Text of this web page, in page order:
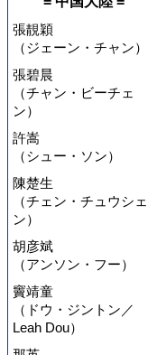
張靚穎
（ジェーン・チャン）
張碧晨
（チャン・ビーチェ
ン）
許嵩
（シュー・ソン）
陳楚生
（チェン・チュウシェ
ン）
胡彦斌
（アンソン・フー）
竇靖童
（ドウ・ジントン／
Leah Dou）